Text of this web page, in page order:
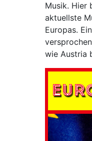
Musik. Hier
aktuellste
Europas.
wie Austria